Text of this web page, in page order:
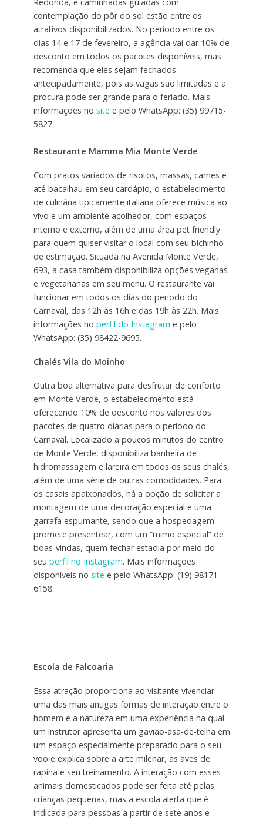
contemplação do pôr do sol estão entre os
atrativos disponibilizados. No período entre os
dias 14 e 17 de fevereiro, a agência vai dar 10% de
desconto em todos os pacotes disponíveis, mas
recomenda que eles sejam fechados
antecipadamente, pois as vagas são limitadas e a
procura pode ser grande para o feriado. Mais
informações no site e pelo WhatsApp: (35) 99715-
5827.
Restaurante Mamma Mia Monte Verde
Com pratos variados de risotos, massas, carnes e
até bacalhau em seu cardápio, o estabelecimento
de culinária tipicamente italiana oferece música ao
vivo e um ambiente acolhedor, com espaços
interno e externo, além de uma área pet friendly
para quem quiser visitar o local com seu bichinho
de estimação. Situada na Avenida Monte Verde,
693, a casa também disponibiliza opções veganas
e vegetarianas em seu menu. O restaurante vai
funcionar em todos os dias do período do
Carnaval, das 12h às 16h e das 19h às 22h. Mais
informações no perfil do Instagram e pelo
WhatsApp: (35) 98422-9695.
Chalés Vila do Moinho
Outra boa alternativa para desfrutar de conforto
em Monte Verde, o estabelecimento está
oferecendo 10% de desconto nos valores dos
pacotes de quatro diárias para o período do
Carnaval. Localizado a poucos minutos do centro
de Monte Verde, disponibiliza banheira de
hidromassagem e lareira em todos os seus chalés,
além de uma série de outras comodidades. Para
os casais apaixonados, há a opção de solicitar a
montagem de uma decoração especial e uma
garrafa espumante, sendo que a hospedagem
promete presentear, com um “mimo especial” de
boas-vindas, quem fechar estadia por meio do
seu perfil no Instagram. Mais informações
disponíveis no site e pelo WhatsApp: (19) 98171-
6158.
Escola de Falcoaria
Essa atração proporciona ao visitante vivenciar
uma das mais antigas formas de interação entre o
homem e a natureza em uma experiência na qual
um instrutor apresenta um gavião-asa-de-telha em
um espaço especialmente preparado para o seu
voo e explica sobre a arte milenar, as aves de
rapina e seu treinamento. A interação com esses
animais domesticados pode ser feita até pelas
crianças pequenas, mas a escola alerta que é
indicada para pessoas a partir de sete anos e